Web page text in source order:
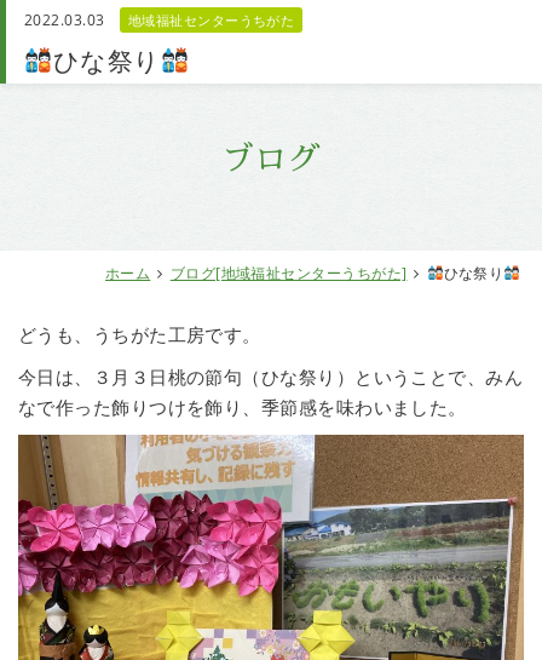
ブログ
ホーム ブログ[地域福祉センターうちがた] ひな祭り
2022.03.03 地域福祉センターうちがた
ひな祭り
どうも、うちがた工房です。
今日は、３月３日桃の節句（ひな祭り）ということで、みん
なで作った飾りつけを飾り、季節感を味わいました。